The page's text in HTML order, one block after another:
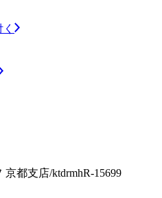
都支店/ktdrmhR-15699